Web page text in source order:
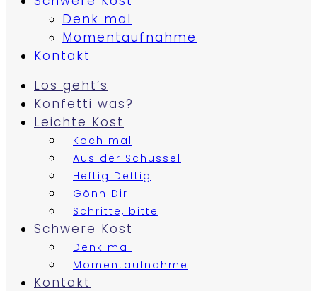
Denk mal
Momentaufnahme
Kontakt
Los geht’s
Konfetti was?
Leichte Kost
Koch mal
Aus der Schüssel
Heftig Deftig
Gönn Dir
Schritte, bitte
Schwere Kost
Denk mal
Momentaufnahme
Kontakt